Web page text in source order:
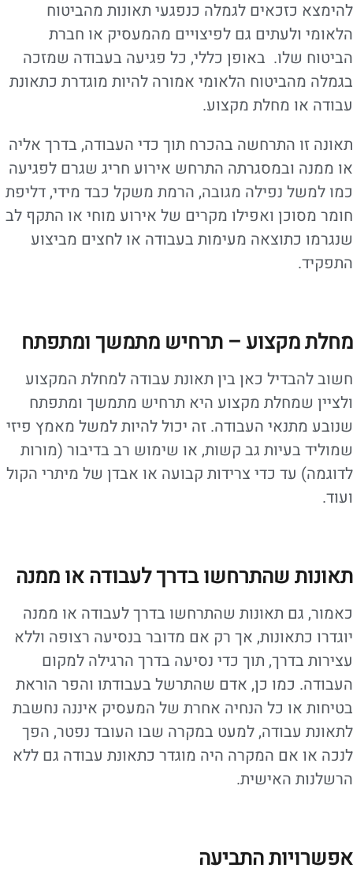
להימצא כזכאים לגמלה כנפגעי תאונות מהביטוח
הלאומי ולעתים גם לפיצויים מהמעסיק או חברת
הביטוח שלו. באופן כללי, כל פגיעה בעבודה שמזכה
בגמלה מהביטוח הלאומי אמורה להיות מוגדרת כתאונת
עבודה או מחלת מקצוע.
תאונה זו התרחשה בהכרח תוך כדי העבודה, בדרך אליה
או ממנה ובמסגרתה התרחש אירוע חריג שגרם לפגיעה
כמו למשל נפילה מגובה, הרמת משקל כבד מידי, דליפת
חומר מסוכן ואפילו מקרים של אירוע מוחי או התקף לב
שנגרמו כתוצאה מעימות בעבודה או לחצים מביצוע
התפקיד.
מחלת מקצוע – תרחיש מתמשך ומתפתח
חשוב להבדיל כאן בין תאונת עבודה למחלת המקצוע
ולציין שמחלת מקצוע היא תרחיש מתמשך ומתפתח
שנובע מתנאי העבודה. זה יכול להיות למשל מאמץ פיזי
שמוליד בעיות גב קשות, או שימוש רב בדיבור (מורות
לדוגמה) עד כדי צרידות קבועה או אבדן של מיתרי הקול
ועוד.
תאונות שהתרחשו בדרך לעבודה או ממנה
כאמור, גם תאונות שהתרחשו בדרך לעבודה או ממנה
יוגדרו כתאונות, אך רק אם מדובר בנסיעה רצופה וללא
עצירות בדרך, תוך כדי נסיעה בדרך הרגילה למקום
העבודה. כמו כן, אדם שהתרשל בעבודתו והפר הוראת
בטיחות או כל הנחיה אחרת של המעסיק איננה נחשבת
לתאונת עבודה, למעט במקרה שבו העובד נפטר, הפך
לנכה או אם המקרה היה מוגדר כתאונת עבודה גם ללא
הרשלנות האישית.
אפשרויות התביעה